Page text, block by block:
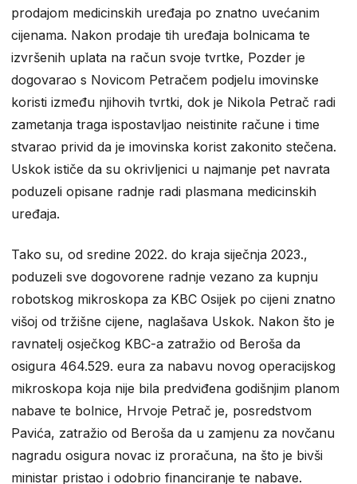
prodajom medicinskih uređaja po znatno uvećanim
cijenama. Nakon prodaje tih uređaja bolnicama te
izvršenih uplata na račun svoje tvrtke, Pozder je
dogovarao s Novicom Petračem podjelu imovinske
koristi između njihovih tvrtki, dok je Nikola Petrač radi
zametanja traga ispostavljao neistinite račune i time
stvarao privid da je imovinska korist zakonito stečena.
Uskok ističe da su okrivljenici u najmanje pet navrata
poduzeli opisane radnje radi plasmana medicinskih
uređaja.
Tako su, od sredine 2022. do kraja siječnja 2023.,
poduzeli sve dogovorene radnje vezano za kupnju
robotskog mikroskopa za KBC Osijek po cijeni znatno
višoj od tržišne cijene, naglašava Uskok. Nakon što je
ravnatelj osječkog KBC-a zatražio od Beroša da
osigura 464.529. eura za nabavu novog operacijskog
mikroskopa koja nije bila predviđena godišnjim planom
nabave te bolnice, Hrvoje Petrač je, posredstvom
Pavića, zatražio od Beroša da u zamjenu za novčanu
nagradu osigura novac iz proračuna, na što je bivši
ministar pristao i odobrio financiranje te nabave.